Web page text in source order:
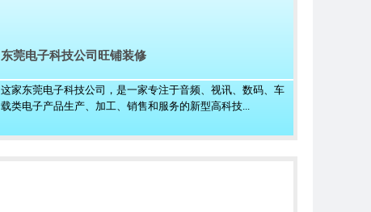
东莞电子科技公司旺铺装修
这家东莞电子科技公司，是一家专注于音频、视讯、数码、车
载类电子产品生产、加工、销售和服务的新型高科技...